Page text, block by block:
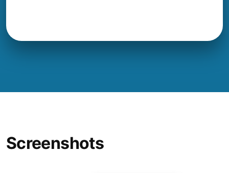
Screenshots